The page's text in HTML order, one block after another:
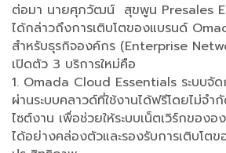
ต่อมา นายศุภวัฒน์ สุขพูน Presales
ได้กล่าวถึงการเติบโตของแบรนด์
สำหรับธุรกิจองค์กร (Enterprise
เปิดตัว 3 บริการใหม่คือ
1. Omada Cloud Essentials ระบบจั
ผ่านระบบคลาวด์ที่ใช้งานได้ฟรีโดยไม่จ
ไซต์งาน เพื่อช่วยให้ระบบเน็ตเวิร์กของ
ได้อย่างคล่องตัวและรองรับการเติบโต